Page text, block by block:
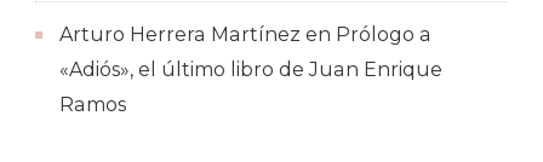
Arturo Herrera Martínez en Prólogo a
«Adiós», el último libro de Juan Enrique
Ramos